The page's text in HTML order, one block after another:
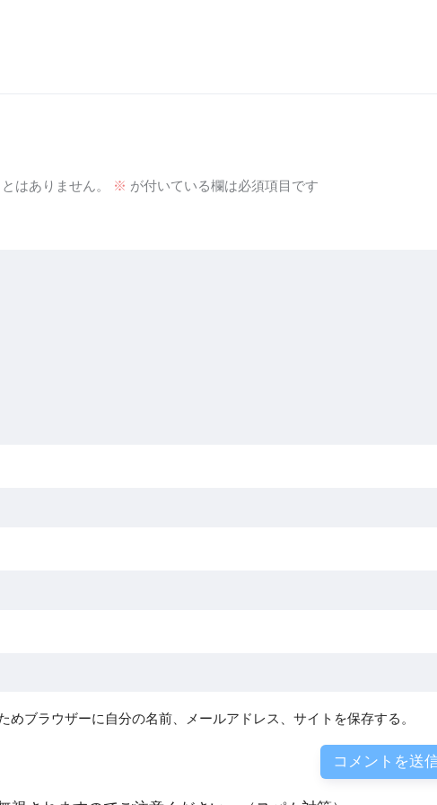
はありません。 ※ が付いている欄は必須項目です
めブラウザーに自分の名前、メールアドレス、サイトを保存する。